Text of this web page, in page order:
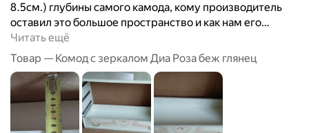
8.5см.) глубины самого камода, кому производитель
оставил это большое пространство и как нам его…
Читать ещё
Товар — Комод с зеркалом Диа Роза беж глянец